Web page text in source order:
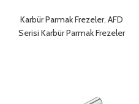
Karbür Parmak Frezeler, AFD
Serisi Karbür Parmak Frezeler